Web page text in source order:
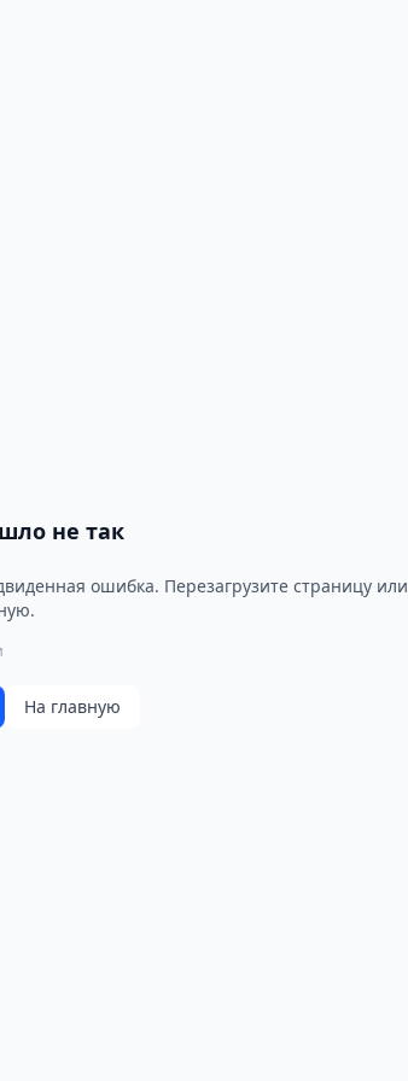
не так
ошибка. Перезагрузите страницу или
На главную